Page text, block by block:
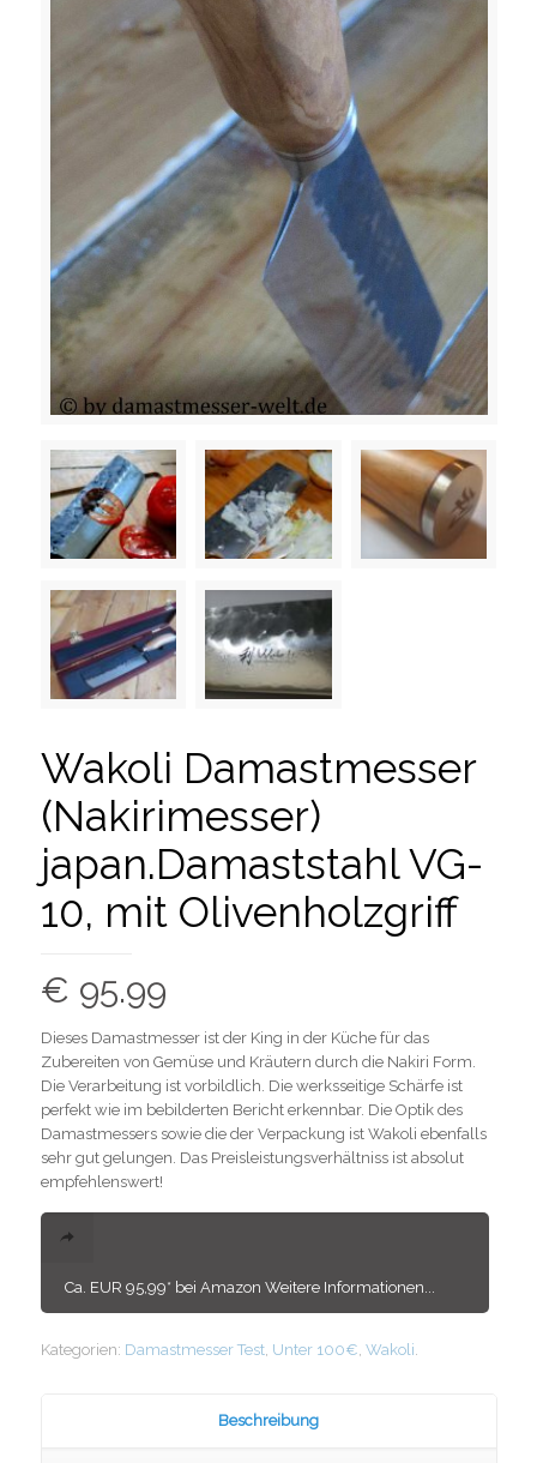
Wakoli Damastmesser
(Nakirimesser)
japan.Damaststahl VG-
10, mit Olivenholzgriff
€ 95.99
Dieses Damastmesser ist der King in der Küche für das
Zubereiten von Gemüse und Kräutern durch die Nakiri Form.
Die Verarbeitung ist vorbildlich. Die werksseitige Schärfe ist
perfekt wie im bebilderten Bericht erkennbar. Die Optik des
Damastmessers sowie die der Verpackung ist Wakoli ebenfalls
sehr gut gelungen. Das Preisleistungsverhältniss ist absolut
empfehlenswert!
Ca. EUR 95,99* bei Amazon Weitere Informationen...
Kategorien: Damastmesser Test, Unter 100€ Wakoli
Beschreibung